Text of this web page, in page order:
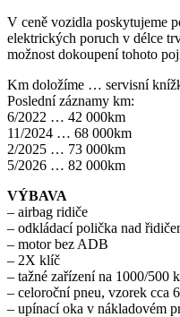
V ceně vozidla poskytujeme
elektrických poruch v délce
možnost dokoupení tohoto
Km doložíme … servisní
Poslední záznamy km:
6/2022 … 42 000km
11/2024 … 68 000km
2/2025 … 73 000km
5/2026 … 82 000km
VÝBAVA
– airbag ridiče
– odkládací polička nad
– motor bez ADB
– 2X klíč
– tažné zařízení na 1000/500
– celoroční pneu, vzorek cca
– upínací oka v nákladovém